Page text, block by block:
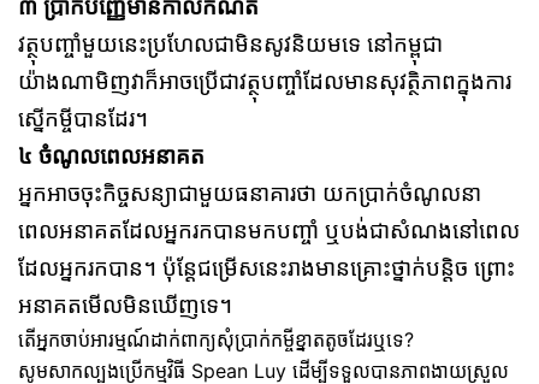
៣ ប្រាក់បញ្ញើមានកាលកំណត់
វត្ថុបញ្ចាំមួយនេះប្រហែលជាមិនសូវនិយមទេ នៅកម្ពុជា
យ៉ាងណាមិញវាក៏អាចប្រើជាវត្ថុបញ្ចាំដែលមានសុវត្ថិភាពក្នុងការ
ស្នើកម្ចីបានដែរ។
៤ ចំណូលពេលអនាគត
អ្នកអាចចុះកិច្ចសន្យាជាមួយធនាគារថា យកប្រាក់ចំណូលនា
ពេលអនាគតដែលអ្នករកបានមកបញ្ចាំ ឬបង់ជាសំណងនៅពេល
ដែលអ្នករកបាន។ ប៉ុន្ដែជម្រើសនេះរាងមានគ្រោះថ្នាក់បន្ដិច ព្រោះ
អនាគតមើលមិនឃើញទេ។
តើអ្នកចាប់អារម្មណ៍ដាក់ពាក្យសុំប្រាក់កម្ចីខ្នាតតូចដែរឬទេ?
សូមសាកល្បងប្រើកម្មវិធី Spean Luy ដើម្បីទទួលបានភាពងាយស្រួល